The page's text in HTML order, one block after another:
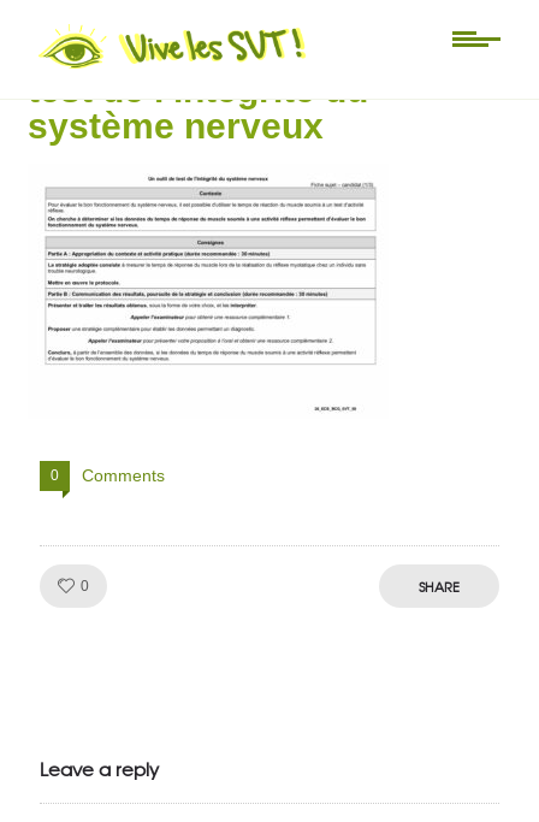
ECE_26_SVT_58 Un outil de
test de l’intégrité du
système nerveux
0 Comments
0 SHARE
Leave a reply